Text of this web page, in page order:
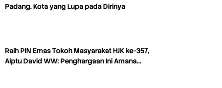
Padang, Kota yang Lupa pada Dirinya
Raih PIN Emas Tokoh Masyarakat HJK ke-357,
Aiptu David WW: Penghargaan Ini Amana…